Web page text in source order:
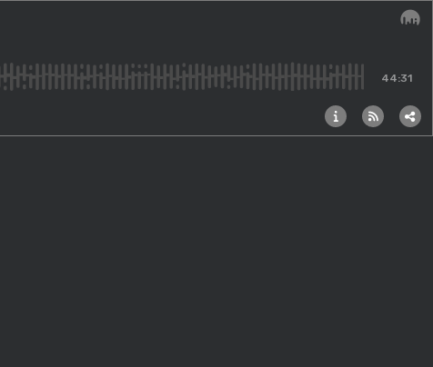
44:31